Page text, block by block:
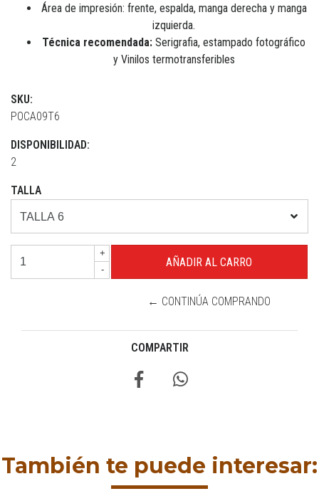
Área de impresión: frente, espalda, manga derecha y manga
izquierda.
Técnica recomendada: Serigrafia, estampado fotográfico
y Vinilos termotransferibles
SKU:
POCA09T6
DISPONIBILIDAD:
2
TALLA
+
-
← CONTINÚA COMPRANDO
COMPARTIR
También te puede interesar: